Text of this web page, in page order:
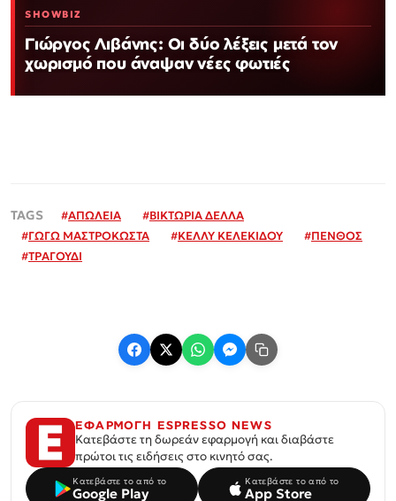
SHOWBIZ
Γιώργος Λιβάνης: Οι δύο λέξεις μετά τον
χωρισμό που άναψαν νέες φωτιές
#ΑΠΩΛΕΙΑ #ΒΙΚΤΩΡΙΑ ΔΕΛΛΑ
#ΓΩΓΩ ΜΑΣΤΡΟΚΩΣΤΑ #ΚΕΛΛΥ ΚΕΛΕΚΙΔΟΥ #ΠΕΝΘΟΣ
#ΤΡΑΓΟΥΔΙ
ΕΦΑΡΜΟΓΗ ESPRESSO NEWS
Κατεβάστε τη δωρεάν εφαρμογή και διαβάστε
πρώτοι τις ειδήσεις στο κινητό σας.
Κατεβάστε το από το
Google Play
Κατεβάστε το από το
App Store